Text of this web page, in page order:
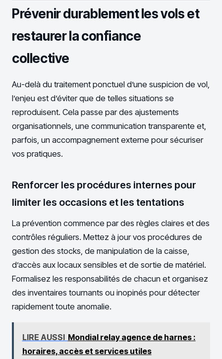
Prévenir durablement les vols et
restaurer la confiance
collective
Au-delà du traitement ponctuel d’une suspicion de vol,
l’enjeu est d’éviter que de telles situations se
reproduisent. Cela passe par des ajustements
organisationnels, une communication transparente et,
parfois, un accompagnement externe pour sécuriser
vos pratiques.
Renforcer les procédures internes pour
limiter les occasions et les tentations
La prévention commence par des règles claires et des
contrôles réguliers. Mettez à jour vos procédures de
gestion des stocks, de manipulation de la caisse,
d’accès aux locaux sensibles et de sortie de matériel.
Formalisez les responsabilités de chacun et organisez
des inventaires tournants ou inopinés pour détecter
rapidement toute anomalie.
LIRE AUSSI Mondial relay agence de harnes :
horaires, accès et services utiles